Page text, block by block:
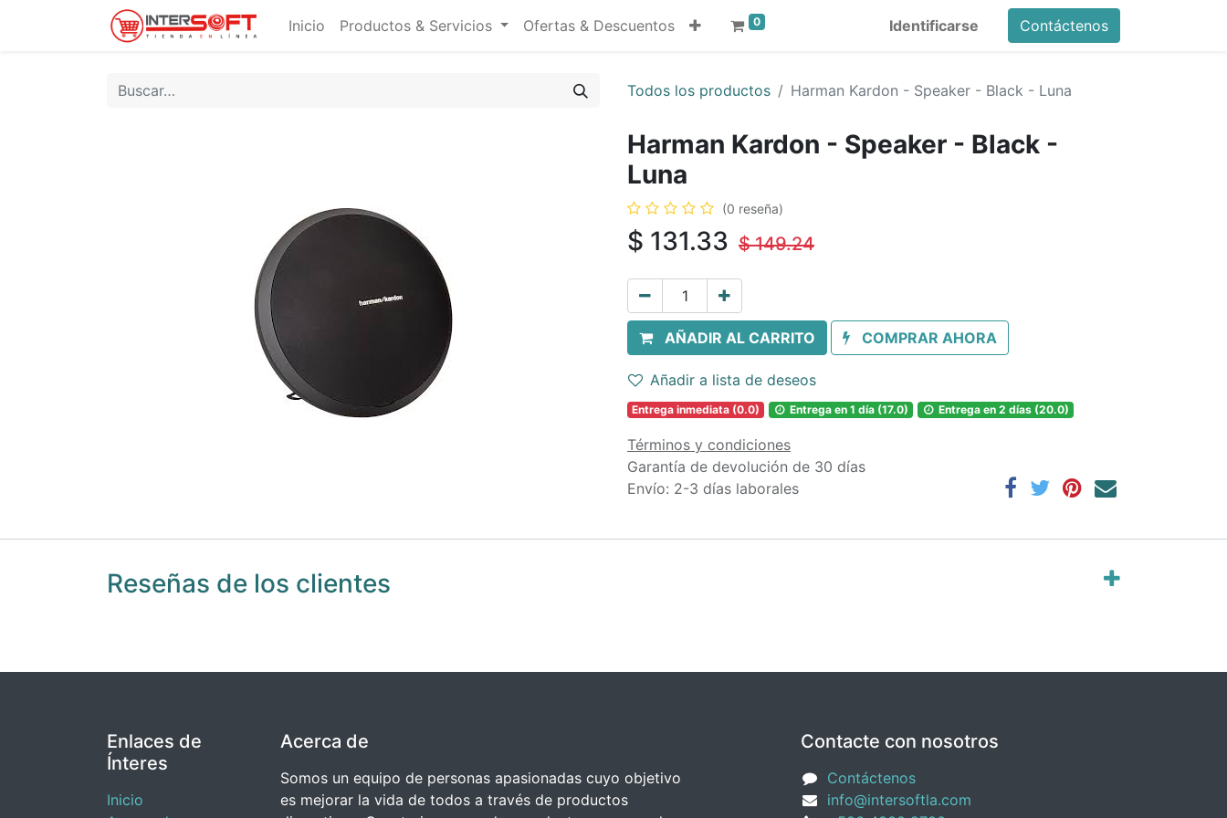
Inicio Productos & Servicios Ofertas & Descuentos 0 Identificarse Contáctenos
Todos los productos Harman Kardon - Speaker - Black - Luna
Harman Kardon - Speaker - Black -
Luna
(0 reseña)
$ 131.33 $149.24
AÑADIR AL CARRITO COMPRAR AHORA
Añadir a lista de deseos
Entrega inmediata (0.0) Entrega en 1 día (17.0) Entrega en 2 días (20.0)
Términos y condiciones
Garantía de devolución de 30 días
Envío: 2-3 días laborales
Reseñas de los clientes
Enlaces de
Ínteres
Inicio
Acerca de
Somos un equipo de personas apasionadas cuyo objetivo
es mejorar la vida de todos a través de productos
Contacte con nosotros
Contáctenos
info@intersoftla.com